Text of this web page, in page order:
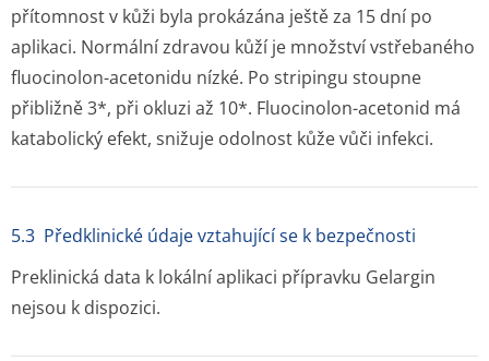
přítomnost v kůži byla prokázána ještě za 15 dní po
aplikaci. Normální zdravou kůží je množství vstřebaného
fluocinolon-acetonidu nízké. Po stripingu stoupne
přibližně 3*, při okluzi až 10*. Fluocinolon-acetonid má
katabolický efekt, snižuje odolnost kůže vůči infekci.
5.3 Předklinické údaje vztahující se k bezpečnosti
Preklinická data k lokální aplikaci přípravku Gelargin
nejsou k dispozici.